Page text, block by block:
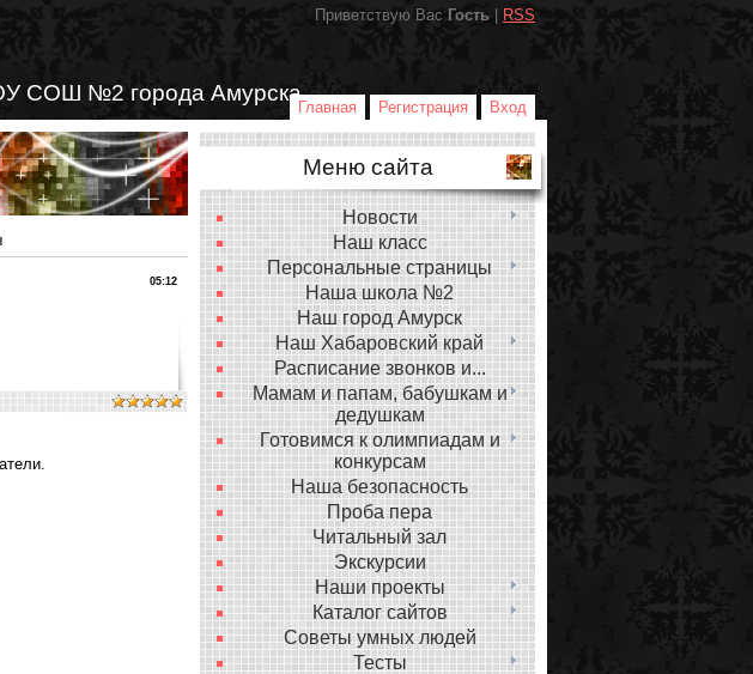
Приветствую Вас Гость RSS
СОШ №2 города Амурска
Главная Регистрация Вход
05:12
Меню сайта
Новости
Наш класс
Персональные страницы
Наша школа №2
Наш город Амурск
Наш Хабаровский край
Расписание звонков и...
Мамам и папам, бабушкам и
дедушкам
Готовимся к олимпиадам и
конкурсам
Наша безопасность
Проба пера
Читальный зал
Экскурсии
Наши проекты
Каталог сайтов
Советы умных людей
Тесты